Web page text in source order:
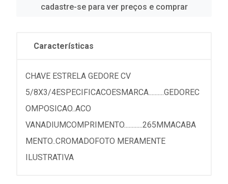
cadastre-se para ver preços e comprar
Características
CHAVE ESTRELA GEDORE CV
5/8X3/4ESPECIFICACOESMARCA..........GEDOREC
OMPOSICAO..ACO
VANADIUMCOMPRIMENTO............265MMACABA
MENTO..CROMADOFOTO MERAMENTE
ILUSTRATIVA